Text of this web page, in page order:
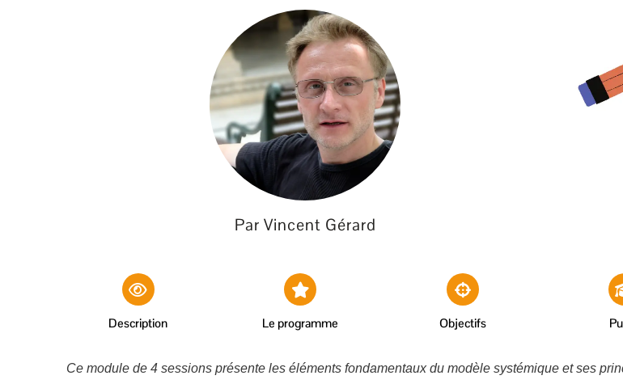
Par Vincent Gérard
Description Le programme Objectifs
Ce module de 4 sessions présente les éléments fondamentaux du modèle systémique et ses